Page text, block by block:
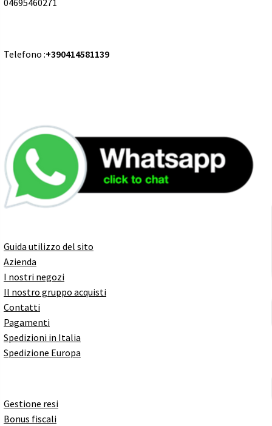
04695460271
Telefono :+390414581139
Guida utilizzo del sito
Azienda
I nostri negozi
Il nostro gruppo acquisti
Contatti
Pagamenti
Spedizioni in Italia
Spedizione Europa
Gestione resi
Bonus fiscali